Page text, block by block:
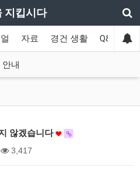
지킵시다
자료 경건 생활 Q&A 협
내
않겠습니다
3,417